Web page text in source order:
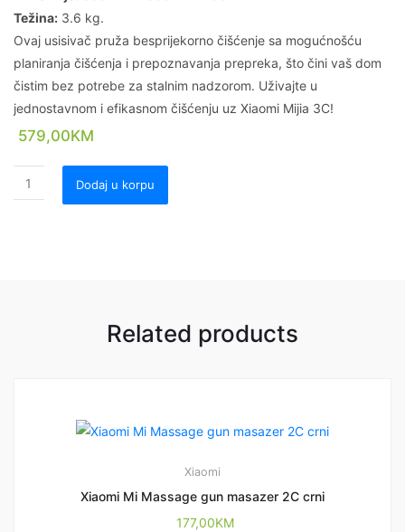
Težina: 3.6 kg.
Ovaj usisivač pruža besprijekorno čišćenje sa mogućnošću
planiranja čišćenja i prepoznavanja prepreka, što čini vaš dom
čistim bez potrebe za stalnim nadzorom. Uživajte u
jednostavnom i efikasnom čišćenju uz Xiaomi Mijia 3C!
579,00KM
Dodaj u korpu
Related products
Xiaomi
Xiaomi Mi Massage gun masazer 2C crni
177,00KM